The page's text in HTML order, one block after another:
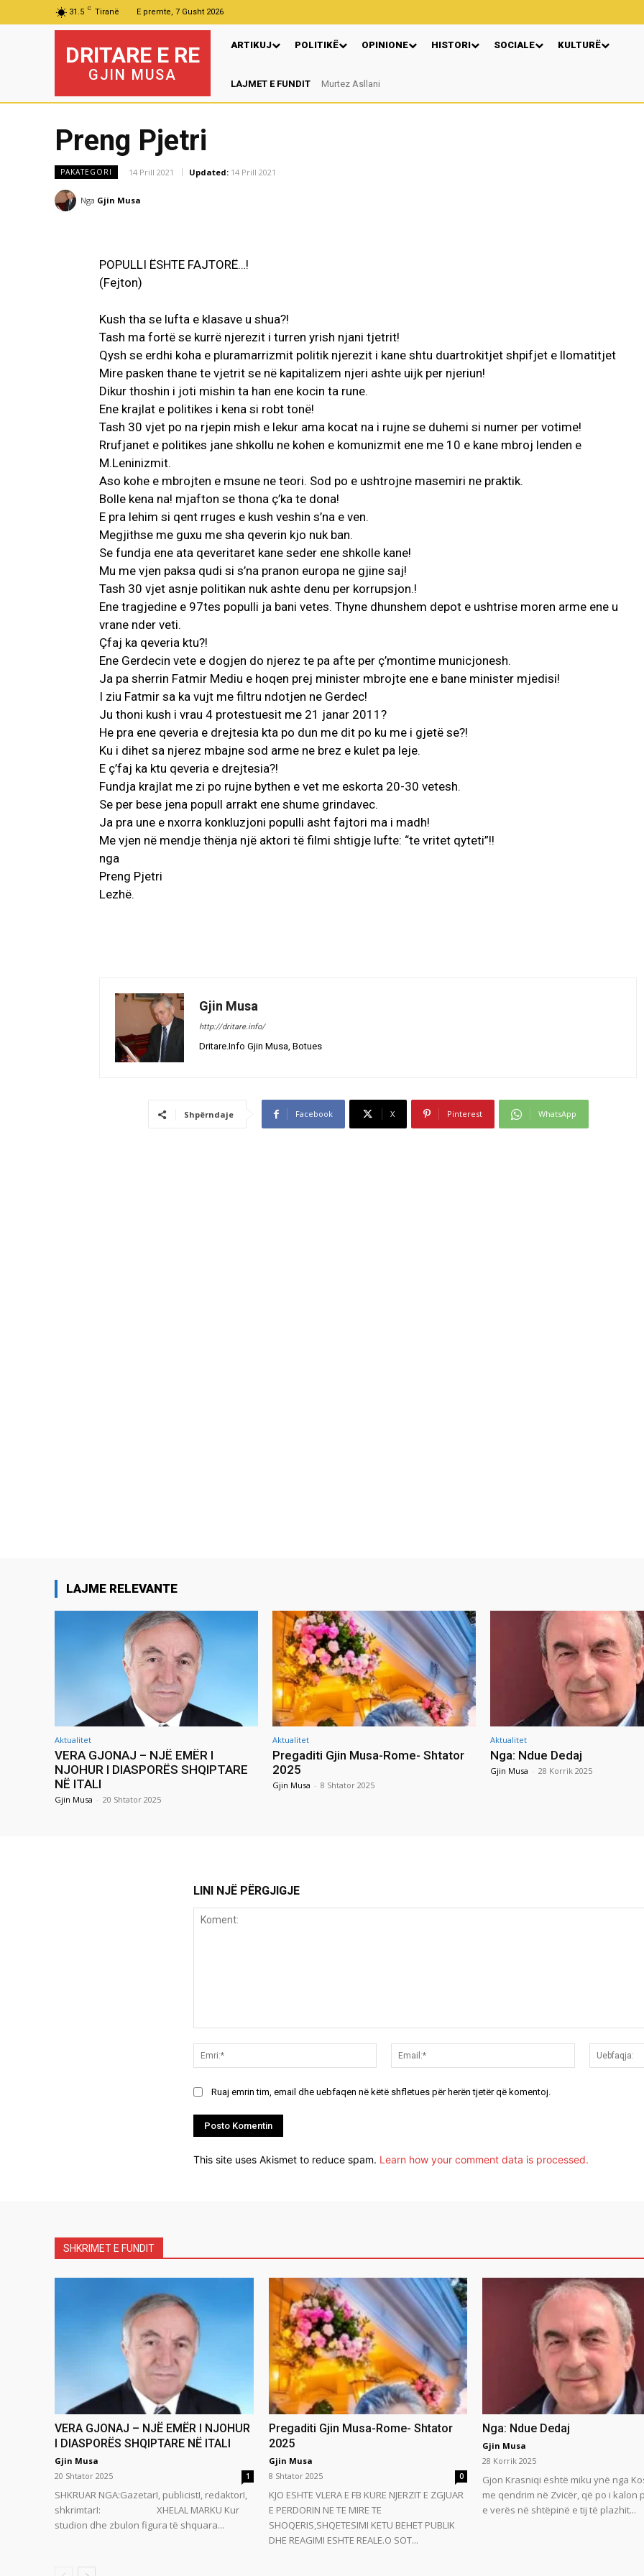
31.5 C Tiranë E premte, 7 Gusht 2026
DRITARE E RE
GJIN MUSA
ARTIKUJ POLITIKË OPINIONE HISTORI SOCIALE KULTURË
LAJMET E FUNDIT VERA GJONAJ – NJË EMËR I NJOHUR I DIASPORËS SHQIPTARE NË ITALI
Murtez Asllani
Preng Pjetri
PAKATEGORI 14 Prill 2021 Updated: 14 Prill 2021
Nga Gjin Musa
POPULLI ËSHTE FAJTORË…!
(Fejton)
Kush tha se lufta e klasave u shua?!
Tash ma fortë se kurrë njerezit i turren yrish njani tjetrit!
Qysh se erdhi koha e pluramarrizmit politik njerezit i kane shtu duartrokitjet shpifjet e llomatitjet
Mire pasken thane te vjetrit se në kapitalizem njeri ashte uijk per njeriun!
Dikur thoshin i joti mishin ta han ene kocin ta rune.
Ene krajlat e politikes i kena si robt tonë!
Tash 30 vjet po na rjepin mish e lekur ama kocat na i rujne se duhemi si numer per votime!
Rrufjanet e politikes jane shkollu ne kohen e komunizmit ene me 10 e kane mbroj lenden e
M.Leninizmit.
Aso kohe e mbrojten e msune ne teori. Sod po e ushtrojne masemiri ne praktik.
Bolle kena na! mjafton se thona ç’ka te dona!
E pra lehim si qent rruges e kush veshin s’na e ven.
Megjithse me guxu me sha qeverin kjo nuk ban.
Se fundja ene ata qeveritaret kane seder ene shkolle kane!
Mu me vjen paksa qudi si s’na pranon europa ne gjine saj!
Tash 30 vjet asnje politikan nuk ashte denu per korrupsjon.!
Ene tragjedine e 97tes populli ja bani vetes. Thyne dhunshem depot e ushtrise moren arme ene u
vrane nder veti.
Çfaj ka qeveria ktu?!
Ene Gerdecin vete e dogjen do njerez te pa afte per ç’montime municjonesh.
Ja pa sherrin Fatmir Mediu e hoqen prej minister mbrojte ene e bane minister mjedisi!
I ziu Fatmir sa ka vujt me filtru ndotjen ne Gerdec!
Ju thoni kush i vrau 4 protestuesit me 21 janar 2011?
He pra ene qeveria e drejtesia kta po dun me dit po ku me i gjetë se?!
Ku i dihet sa njerez mbajne sod arme ne brez e kulet pa leje.
E ç’faj ka ktu qeveria e drejtesia?!
Fundja krajlat me zi po rujne bythen e vet me eskorta 20-30 vetesh.
Se per bese jena popull arrakt ene shume grindavec.
Ja pra une e nxorra konkluzjoni populli asht fajtori ma i madh!
Me vjen në mendje thënja një aktori të filmi shtigje lufte: “te vritet qyteti”!!
nga
Preng Pjetri
Lezhë.
Gjin Musa
http://dritare.info/
Dritare.Info Gjin Musa, Botues
Shpërndaje Facebook X Pinterest WhatsApp
AKTUALITET
VERA GJONAJ – NJË EMËR I
NJOHUR I DIASPORËS
SHQIPTARE NË ITALI
Pregaditi Gjin Musa-Rome-
LAJME RELEVANTE
Aktualitet
VERA GJONAJ – NJË EMËR I
NJOHUR I DIASPORËS SHQIPTARE
NË ITALI
Gjin Musa - 20 Shtator 2025
Aktualitet
Pregaditi Gjin Musa-Rome- Shtator
2025
Gjin Musa - 8 Shtator 2025
Aktualitet
Nga: Ndue Dedaj
Gjin Musa - 28 Korrik 2025
LINI NJË PËRGJIGJE
Emri:*
Email:*
Ruaj emrin tim, email dhe uebfaqen në këtë shfletues për herën tjetër që komentoj.
This site uses Akismet to reduce spam. Learn how your comment data is processed.
SHKRIMET E FUNDIT
VERA GJONAJ – NJË EMËR I NJOHUR
I DIASPORËS SHQIPTARE NË ITALI
Gjin Musa
20 Shtator 2025
1
SHKRUAR NGA:GazetarI, publicistI, redaktorI,
shkrimtarI: XHELAL MARKU Kur
studion dhe zbulon figura të shquara...
Pregaditi Gjin Musa-Rome- Shtator
2025
Gjin Musa
8 Shtator 2025
0
KJO ESHTE VLERA E FB KURE NJERZIT E ZGJUAR
E PERDORIN NE TE MIRE TE
SHOQERIS,SHQETESIMI KETU BEHET PUBLIK
DHE REAGIMI ESHTE REALE.O SOT...
Nga: Ndue Dedaj
Gjin Musa
28 Korrik 2025
Gjon Krasniqi është miku ynë nga
me qendrim në Zvicër, që po i kalon
e verës në shtëpinë e tij të plazhit...